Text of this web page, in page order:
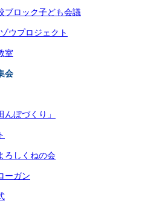
ブロック子ども会議
ウプロジェクト
室
会
んぼづくり」
ろしくねの会
ーガン